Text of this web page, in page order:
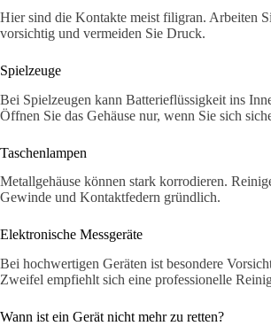
Hier sind die Kontakte meist filigran. Arbeiten
vorsichtig und vermeiden Sie Druck.
Spielzeuge
Bei Spielzeugen kann Batterieflüssigkeit ins
Öffnen Sie das Gehäuse nur, wenn Sie sich
Taschenlampen
Metallgehäuse können stark korrodieren.
Gewinde und Kontaktfedern gründlich.
Elektronische Messgeräte
Bei hochwertigen Geräten ist besondere
Zweifel empfiehlt sich eine professionelle
Wann ist ein Gerät nicht mehr zu retten?